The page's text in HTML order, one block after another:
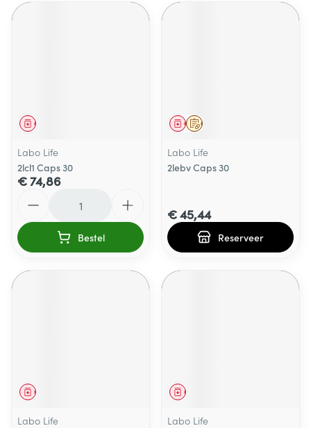
Geneesmiddel
Labo Life
2lcl1 Caps 30
€ 74,86
Bestel
Op voorschrift
Geneesmiddel
Labo Life
2lebv Caps 30
€ 45,44
Reserveer
Geneesmiddel
Labo Life
Geneesmiddel
Labo Life